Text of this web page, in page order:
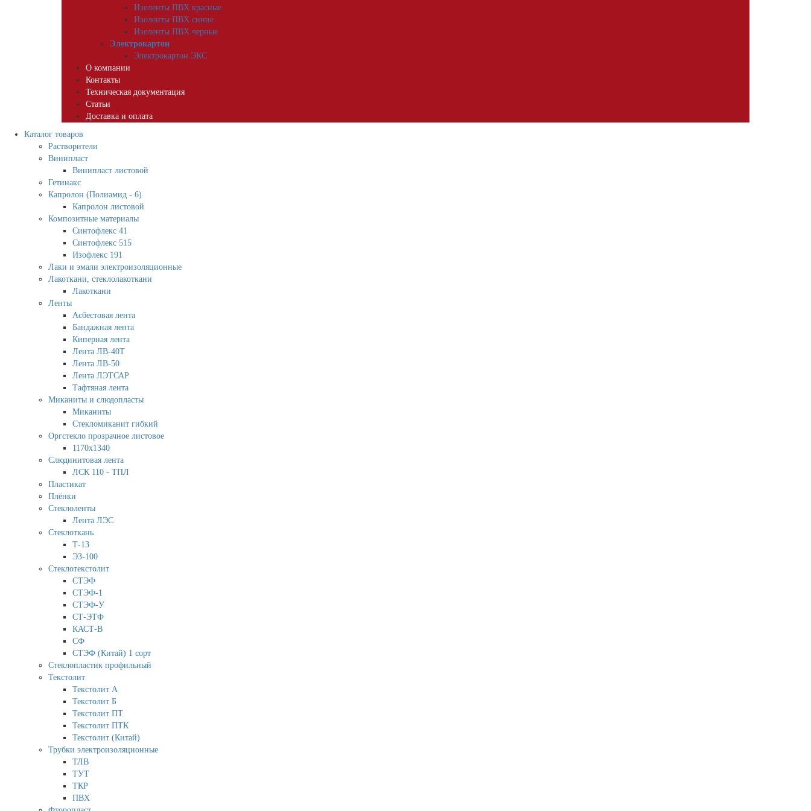
Изоленты ПВХ красные
Изоленты ПВХ синие
Изоленты ПВХ черные
Электрокартон
Электрокартон ЭКС
О компании
Контакты
Техническая документация
Статьи
Доставка и оплата
Каталог товаров
Растворители
Винипласт
Винипласт листовой
Гетинакс
Капролон (Полиамид - 6)
Капролон листовой
Композитные материалы
Синтофлекс 41
Синтофлекс 515
Изофлекс 191
Лаки и эмали электроизоляционные
Лакоткани, стеклолакоткани
Лакоткани
Ленты
Асбестовая лента
Бандажная лента
Киперная лента
Лента ЛВ-40Т
Лента ЛВ-50
Лента ЛЭТСАР
Тафтяная лента
Миканиты и слюдопласты
Миканиты
Стекломиканит гибкий
Оргстекло прозрачное листовое
1170х1340
Слюдинитовая лента
ЛСК 110 - ТПЛ
Пластикат
Плёнки
Стеклоленты
Лента ЛЭС
Стеклоткань
Т-13
ЭЗ-100
Стеклотекстолит
СТЭФ
СТЭФ-1
СТЭФ-У
СТ-ЭТФ
КАСТ-В
СФ
СТЭФ (Китай) 1 сорт
Стеклопластик профильный
Текстолит
Текстолит А
Текстолит Б
Текстолит ПТ
Текстолит ПТК
Текстолит (Китай)
Трубки электроизоляционные
ТЛВ
ТУТ
ТКР
ПВХ